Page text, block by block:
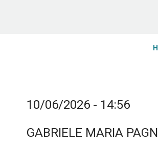
10/06/2026 - 14:56
GABRIELE MARIA